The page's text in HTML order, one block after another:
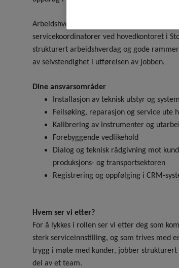
Arbeidshverdagen starter hjemmefra, og
servicekoordinatorer ved hovedkontoret i
strukturert arbeidshverdag og gode
av selvstendighet i utførelsen av jobben.
Dine ansvarsområder
Installasjon av teknisk utstyr og
Feilsøking, reparasjon og service ute
Kalibrering av instrumenter og
Forebyggende vedlikehold
Dialog og teknisk rådgivning mot
produksjons- og transportsektoren
Registrering og oppfølging i CRM-
Hvem ser vi etter?
For å lykkes i rollen ser vi etter deg som
sterk serviceinnstilling, og som trives med
trygg i møte med kunder, jobber strukturert
del av et team.